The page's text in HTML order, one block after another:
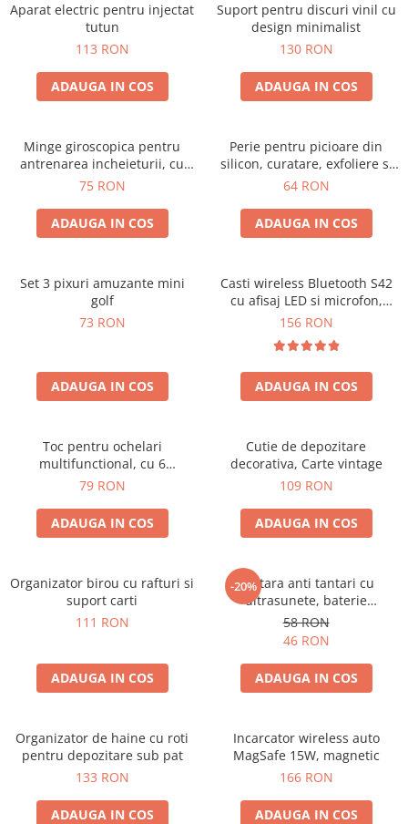
Aparat electric pentru injectat
tutun
113 RON
ADAUGA IN COS
Suport pentru discuri vinil cu
design minimalist
130 RON
ADAUGA IN COS
Minge giroscopica pentru
antrenarea incheieturii, cu
iluminare RGB
75 RON
ADAUGA IN COS
Perie pentru picioare din
silicon, curatare, exfoliere si
masaj
64 RON
ADAUGA IN COS
Set 3 pixuri amuzante mini
golf
73 RON
ADAUGA IN COS
Casti wireless Bluetooth S42
cu afisaj LED si microfon,
compatibile cu iOS si Android
156 RON
ADAUGA IN COS
Toc pentru ochelari
multifunctional, cu 6
compartimente
79 RON
ADAUGA IN COS
Cutie de depozitare
decorativa, Carte vintage
109 RON
ADAUGA IN COS
Organizator birou cu rafturi si
suport carti
111 RON
ADAUGA IN COS
-20%
Bratara anti tantari cu
ultrasunete, baterie
reincarcabila 90mAh
58 RON
46 RON
ADAUGA IN COS
Organizator de haine cu roti
pentru depozitare sub pat
133 RON
ADAUGA IN COS
Incarcator wireless auto
MagSafe 15W, magnetic
166 RON
ADAUGA IN COS